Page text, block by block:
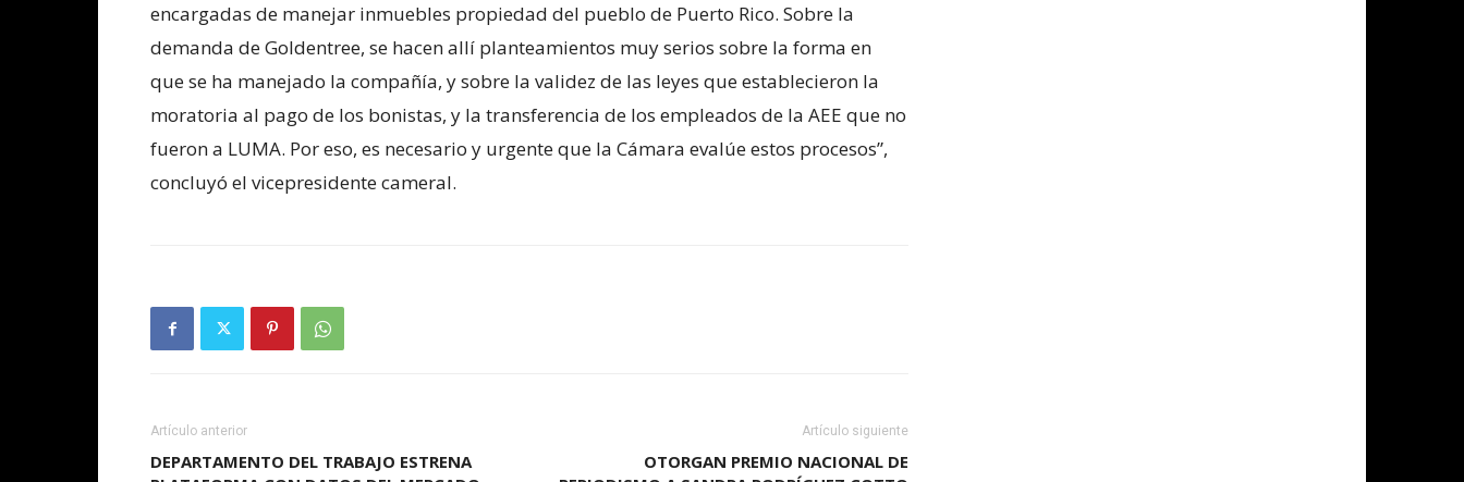
encargadas de manejar inmuebles propiedad del pueblo de Puerto Rico. Sobre la
demanda de Goldentree, se hacen allí planteamientos muy serios sobre la forma en
que se ha manejado la compañía, y sobre la validez de las leyes que establecieron la
moratoria al pago de los bonistas, y la transferencia de los empleados de la AEE que no
fueron a LUMA. Por eso, es necesario y urgente que la Cámara evalúe estos procesos”,
concluyó el vicepresidente cameral.
Artículo anterior
DEPARTAMENTO DEL TRABAJO ESTRENA
Artículo siguiente
OTORGAN PREMIO NACIONAL DE